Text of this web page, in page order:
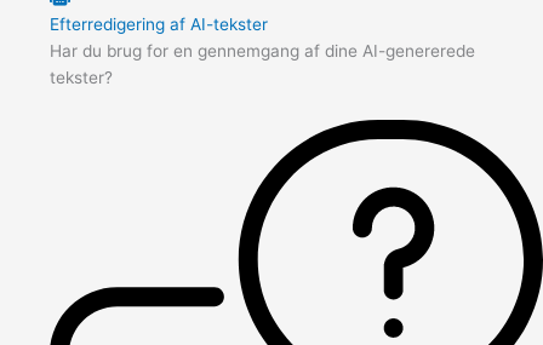
Efterredigering af AI-tekster
Har du brug for en gennemgang af dine AI-genererede
tekster?